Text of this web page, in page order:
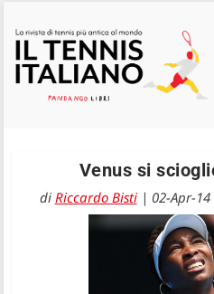
Venus si
di Riccardo Bisti| 02-Apr-14